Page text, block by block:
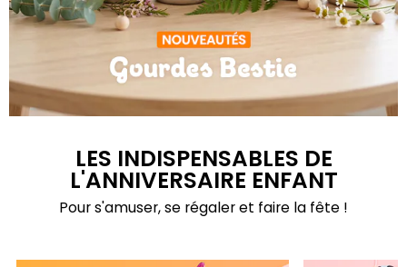
LES INDISPENSABLES DE
L'ANNIVERSAIRE ENFANT
Pour s'amuser, se régaler et faire la fête !